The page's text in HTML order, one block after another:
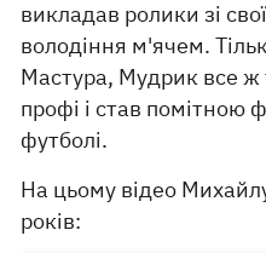
викладав ролики зі
володіння м'ячем.
Мастура, Мудрик все ж
профі і став помітною
футболі.
На цьому відео
років: